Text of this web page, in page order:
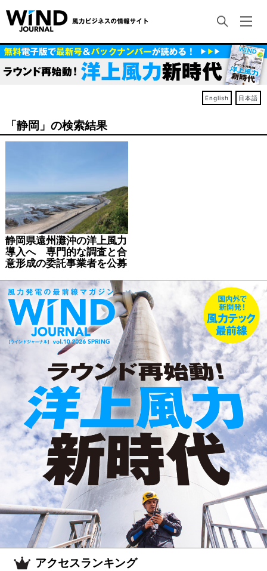
English 日本語
「静岡」の検索結果
静岡県遠州灘沖の洋上風力
導入へ 専門的な調査と合
意形成の委託事業者を公募
アクセスランキング